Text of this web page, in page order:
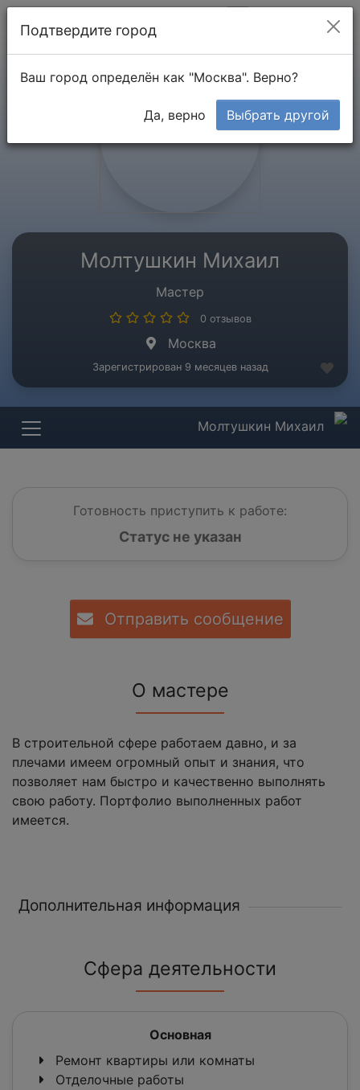
Молтушкин Михаил
Мастер
0 отзывов
Москва
Зарегистрирован 9 месяцев назад
Молтушкин Михаил
Готовность приступить к работе:
Статус не указан
Отправить сообщение
О мастере
В строительной сфере работаем давно, и за
плечами имеем огромный опыт и знания, что
позволяет нам быстро и качественно выполнять
свою работу. Портфолио выполненных работ
имеется.
Дополнительная информация
Сфера деятельности
Основная
Ремонт квартиры или комнаты
Отделочные работы
Подтвердите город
Ваш город определён как "Москва". Верно?
Да, верно Выбрать другой